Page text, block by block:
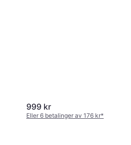
999 kr
Eller 6 betalinger av 176 kr*